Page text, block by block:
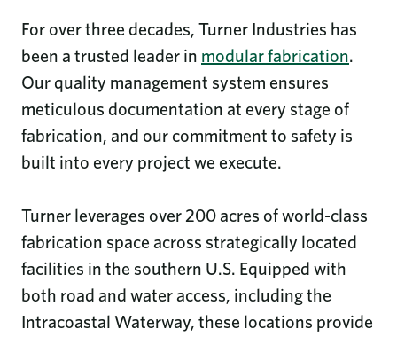
For over three decades, Turner Industries has
been a trusted leader in modular fabrication.
Our quality management system ensures
meticulous documentation at every stage of
fabrication, and our commitment to safety is
built into every project we execute.
Turner leverages over 200 acres of world-class
fabrication space across strategically located
facilities in the southern U.S. Equipped with
both road and water access, including the
Intracoastal Waterway, these locations provide